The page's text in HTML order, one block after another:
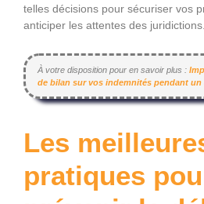
telles décisions pour sécuriser vos
anticiper les attentes des juridictions.
À votre disposition pour en savoir plus :
de bilan sur vos indemnités pendant un
Les
pratiques